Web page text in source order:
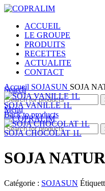
ACCUEIL
LE GROUPE
PRODUITS
RECETTES
ACTUALITE
CONTACT
Search
Menu
Click to enlarge
Accueil SOJASUN SOJA
SOJA VANILLE 1L
Back to products
SOJA CHOCOLAT 1L
SOJA
Catégorie : SOJASUN